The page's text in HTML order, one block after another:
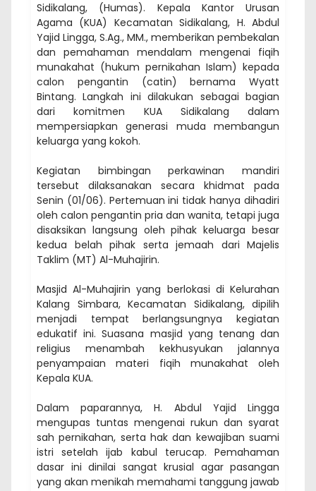
Sidikalang, (Humas). Kepala Kantor Urusan
Agama (KUA) Kecamatan Sidikalang, H. Abdul
Yajid Lingga, S.Ag., MM., memberikan pembekalan
dan pemahaman mendalam mengenai fiqih
munakahat (hukum pernikahan Islam) kepada
calon pengantin (catin) bernama Wyatt
Bintang. Langkah ini dilakukan sebagai bagian
dari komitmen KUA Sidikalang dalam
mempersiapkan generasi muda membangun
keluarga yang kokoh.
Kegiatan bimbingan perkawinan mandiri
tersebut dilaksanakan secara khidmat pada
Senin (01/06). Pertemuan ini tidak hanya dihadiri
oleh calon pengantin pria dan wanita, tetapi juga
disaksikan langsung oleh pihak keluarga besar
kedua belah pihak serta jemaah dari Majelis
Taklim (MT) Al-Muhajirin.
Masjid Al-Muhajirin yang berlokasi di Kelurahan
Kalang Simbara, Kecamatan Sidikalang, dipilih
menjadi tempat berlangsungnya kegiatan
edukatif ini. Suasana masjid yang tenang dan
religius menambah kekhusyukan jalannya
penyampaian materi fiqih munakahat oleh
Kepala KUA.
Dalam paparannya, H. Abdul Yajid Lingga
mengupas tuntas mengenai rukun dan syarat
sah pernikahan, serta hak dan kewajiban suami
istri setelah ijab kabul terucap. Pemahaman
dasar ini dinilai sangat krusial agar pasangan
yang akan menikah memahami tanggung jawab